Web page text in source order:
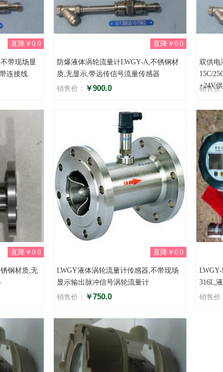
直降￥0.0
带现场显
连接线
直降￥0.0
防爆液体涡轮流量计LWGY-A,不锈钢材
质,无显示,带远传信号流量传感器
销售价： ￥900.0
双供电
15C/
+24V
销售价
评分
直降￥0.0
钢材质,无
直降￥0.0
LWGY液体涡轮流量计传感器,不带现场
显示输出脉冲信号涡轮流量计
销售价： ￥750.0
评分
(0)
316L,
销售价